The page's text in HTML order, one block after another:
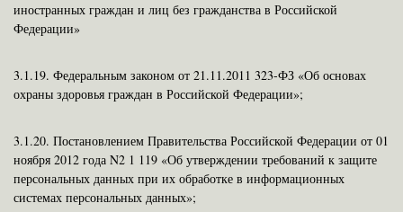
иностранных граждан и лиц без гражданства в Российской
Федерации»
3.1.19. Федеральным законом от 21.11.2011 323-ФЗ «Об основах
охраны здоровья граждан в Российской Федерации»;
3.1.20. Постановлением Правительства Российской Федерации от 01
ноября 2012 года N2 1 119 «Об утверждении требований к защите
персональных данных при их обработке в информационных
системах персональных данных»;